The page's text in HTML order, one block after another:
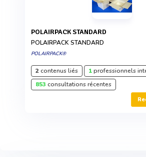
POLAIRPACK STANDARD
POLAIRPACK STANDARD
POLAIRPACK®
2contenus liés 1professionnels
853 consultations récentes